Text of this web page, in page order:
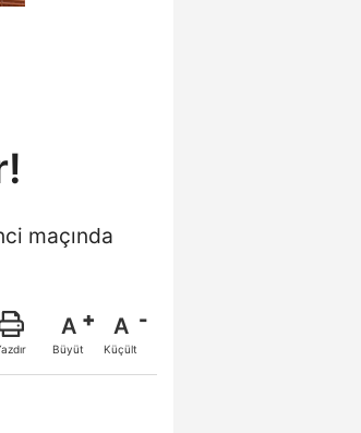
maçında
A
Büyüt
A
Küçült